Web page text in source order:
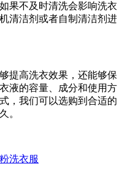
果不及时清洗会影响洗衣
清洁剂或者自制清洁剂进
高洗衣效果，还能够保
液的容量、成分和使用方
，我们可以选购到合适的
。
洗衣服